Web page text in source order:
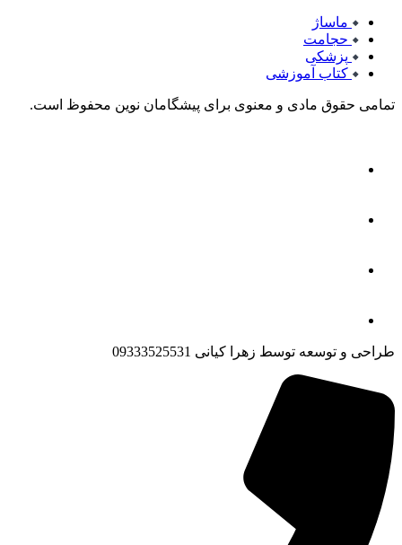
ماساژ
حجامت
پزشکی
کتاب آموزشی
تمامی حقوق مادی و معنوی برای پیشگامان نوین محفوظ است.
طراحی و توسعه توسط زهرا کیانی 09333525531